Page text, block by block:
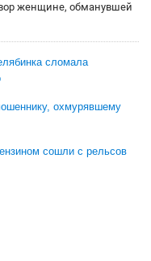
женщине, обманувшей
сломала
охмурявшему
сошли с рельсов